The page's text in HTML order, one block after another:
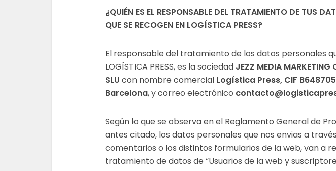
¿QUIÉN ES EL RESPONSABLE DEL TRATAMIENTO DE TUS
QUE SE RECOGEN EN LOGÍSTICA PRESS?
El responsable del tratamiento de los datos personales
LOGÍSTICA PRESS, es la sociedad JEZZ MEDIA MARKETING
SLU con nombre comercial Logística Press, CIF
Barcelona, y correo electrónico
Según lo que se observa en el Reglamento General de
antes citado, los datos personales que nos envias a
comentarios o los distintos formularios de la web, van a
tratamiento de datos de “Usuarios de la web y